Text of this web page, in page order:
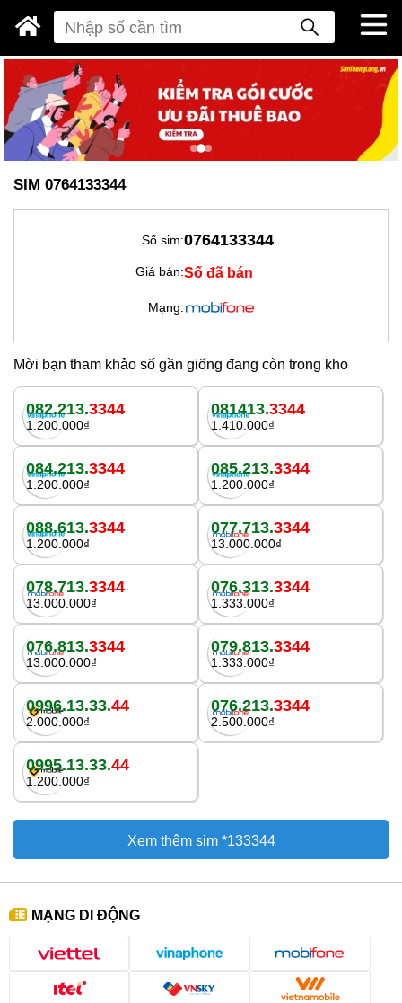
SIM 0764133344
Số sim:0764133344
Giá bán:Số đã bán
Mạng:
Mời bạn tham khảo số gần giống đang còn trong kho
082.213.3344
1.200.000₫
081413.3344
1.410.000₫
084.213.3344
1.200.000₫
085.213.3344
1.200.000₫
088.613.3344
1.200.000₫
077.713.3344
13.000.000₫
078.713.3344
13.000.000₫
076.313.3344
1.333.000₫
076.813.3344
13.000.000₫
079.813.3344
1.333.000₫
0996.13.33.44
2.000.000₫
076.213.3344
2.500.000₫
0995.13.33.44
1.200.000₫
Xem thêm sim *133344
MẠNG DI ĐỘNG